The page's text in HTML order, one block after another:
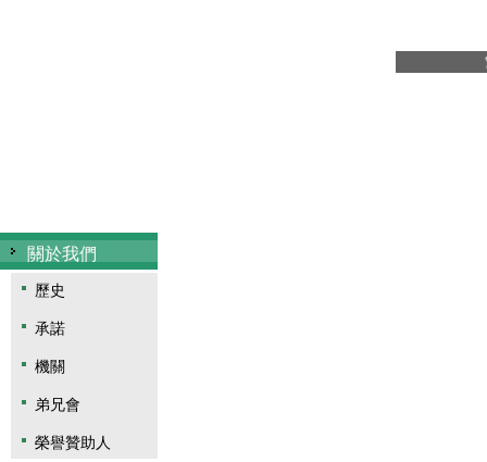
關於我們
設施
多媒體
短片
圖片
常見問題